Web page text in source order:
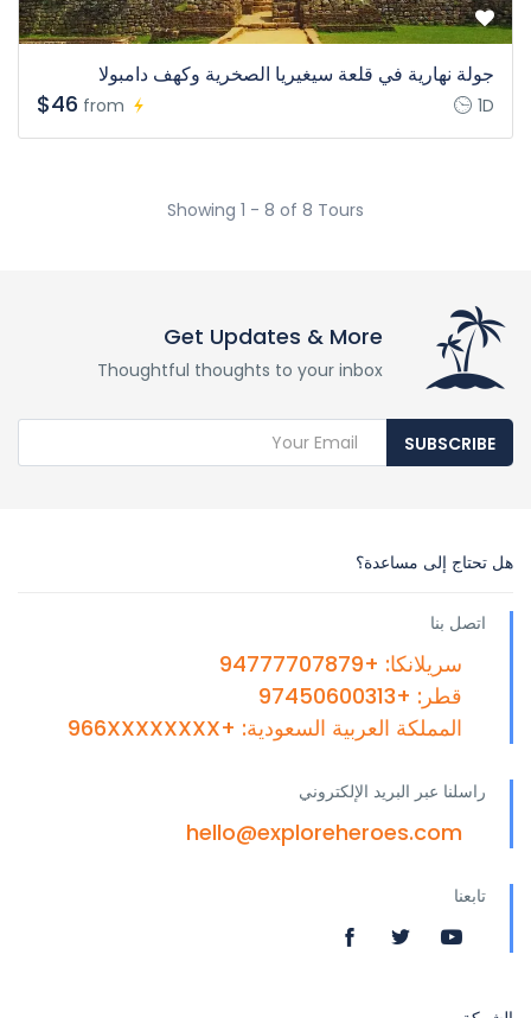
جولة نهارية في قلعة سيغيريا الصخرية وكهف دامبولا
1D
from
$46
Showing 1 - 8 of 8 Tours
Get Updates & More
Thoughtful thoughts to your inbox
SUBSCRIBE
هل تحتاج إلى مساعدة؟
اتصل بنا
سريلانكا: +94777707879
قطر: +97450600313
المملكة العربية السعودية: +966XXXXXXXX
راسلنا عبر البريد الإلكتروني
hello@exploreheroes.com
تابعنا